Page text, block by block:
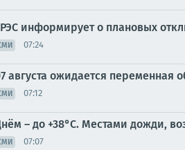
информирует о плановых
07:24
августа ожидается переменная
07:12
– до +38°С. Местами дожди,
07:07